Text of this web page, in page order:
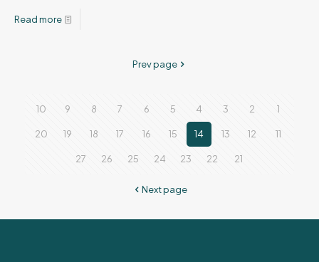
Read more
Prev page
1
2
3
4
5
6
7
8
9
10
11
12
13
14
15
16
17
18
19
20
21
22
23
24
25
26
27
Next page